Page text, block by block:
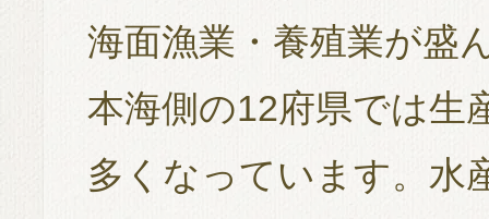
海面漁業・養殖業が盛
本海側の12府県では生
多くなっています。水